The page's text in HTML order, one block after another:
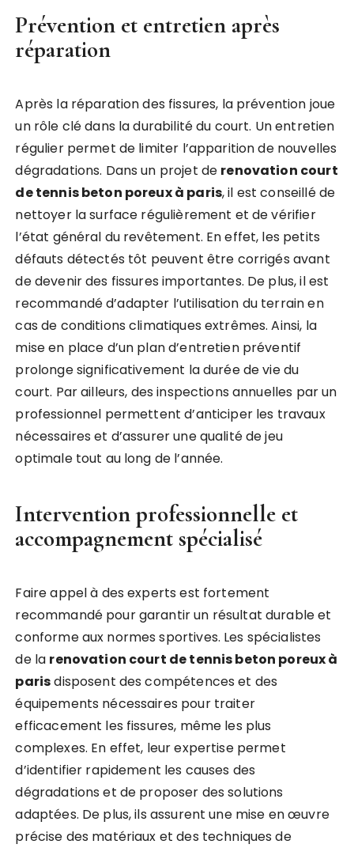
Prévention et entretien après
réparation
Après la réparation des fissures, la prévention joue
un rôle clé dans la durabilité du court. Un entretien
régulier permet de limiter l’apparition de nouvelles
dégradations. Dans un projet de renovation court
de tennis beton poreux à paris, il est conseillé de
nettoyer la surface régulièrement et de vérifier
l’état général du revêtement. En effet, les petits
défauts détectés tôt peuvent être corrigés avant
de devenir des fissures importantes. De plus, il est
recommandé d’adapter l’utilisation du terrain en
cas de conditions climatiques extrêmes. Ainsi, la
mise en place d’un plan d’entretien préventif
prolonge significativement la durée de vie du
court. Par ailleurs, des inspections annuelles par un
professionnel permettent d’anticiper les travaux
nécessaires et d’assurer une qualité de jeu
optimale tout au long de l’année.
Intervention professionnelle et
accompagnement spécialisé
Faire appel à des experts est fortement
recommandé pour garantir un résultat durable et
conforme aux normes sportives. Les spécialistes
de la renovation court de tennis beton poreux à
parisdisposent des compétences et des
équipements nécessaires pour traiter
efficacement les fissures, même les plus
complexes. En effet, leur expertise permet
d’identifier rapidement les causes des
dégradations et de proposer des solutions
adaptées. De plus, ils assurent une mise en œuvre
précise des matériaux et des techniques de